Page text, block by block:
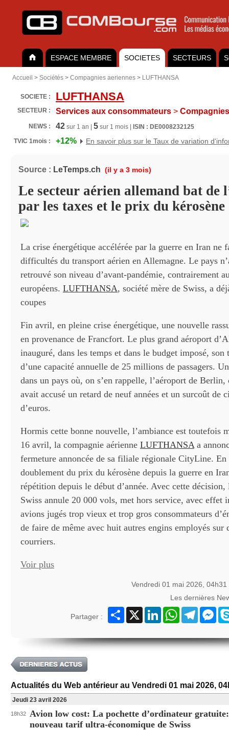
ESPACE MEMBRE SOCIETES SECTEURS
Accueil > Sociétés > Compagnies aeriennes > LUFTHANSA
SOCIETE : LUFTHANSA
SECTEUR : Services aux consommateurs >
NEWS : 42 sur 1 an | 5 sur 1 mois |
ISIN : DE0008232125
TVIC 1mois :
+12% En savoir plus sur le Taux de variation
Source : LeTemps.ch (il y a 3 mois)
Le secteur aérien allemand bat de
par les taxes et le prix du kérosène
La crise énergétique accélérée par la guerre en Iran ne
difficultés du transport aérien en Allemagne. Le pays
retrouvé son niveau d’avant-pandémie, contrairement
européens. LUFTHANSA, société mère de Swiss, a
coupes
Fin avril, en pleine crise énergétique, une nouvelle
en provenance de Francfort. Le plus grand aéroport
inauguré, dans les temps et dans le budget imposé,
d’une capacité annuelle de 25 millions de passagers.
dans un pays où, on s’en rappelle, l’aéroport de
avait accusé un retard de neuf années et un surcoût de
d’euros.
Hormis cette bonne nouvelle, l’ambiance est toutefois
16 avril, la compagnie aérienne LUFTHANSAa
fermeture annoncée de sa filiale régionale CityLine. En
doublement du prix du kérosène depuis la guerre en
répétition depuis le début d’année. Avec cette décision,
Swiss annule 20 000 vols, met hors service, avec effet
avions jugés trop vieux et trop gros consommateurs
de faire de même avec huit autres engins employés sur
courriers.
Voir plus
Vendredi 01 mai 2026,
Les dernières
Partager :
Partager
X LinkedInWhatsAppTelegram
Actualités du Web antérieur au Vendredi 01 mai 2026,
Jeudi 23 avril 2026
18h32 Avion low cost: La pochette d’ordinateur
nouveau tarif ultra-économique de Swiss